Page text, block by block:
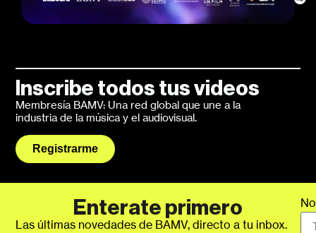
Inscribe todos tus videos
Membresía BAMV: Una red global que une a la
industria de la música y el audiovisual.
Registrarme
Enterate primero
Las últimas novedades de BAMV, directo a tu inbox.